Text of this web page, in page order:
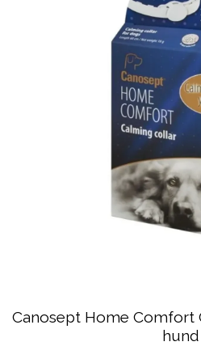
Canosept Home Comfort
hund